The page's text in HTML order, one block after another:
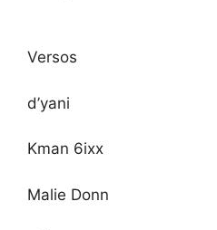
Versos
d’yani
Kman 6ixx
Malie Donn